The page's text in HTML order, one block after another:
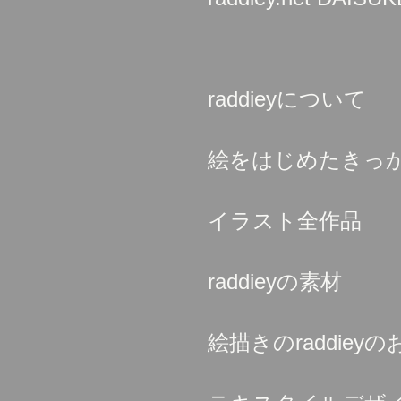
raddieyについて
絵をはじめたきっ
イラスト全作品
raddieyの素材
絵描きのraddieyの